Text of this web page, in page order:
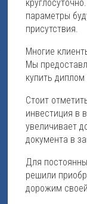
параметры
присутствия.
Многие
Мы
купить
Стоит
инвестиция в
увеличивает
документа в
Для
решили
дорожим